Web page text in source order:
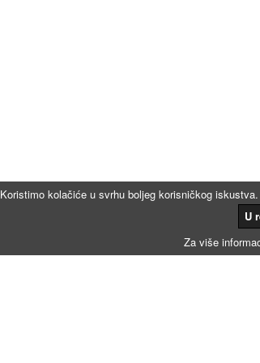
Koristimo kolačiće u svrhu boljeg korisničkog
U
Za više
Kalkulatori